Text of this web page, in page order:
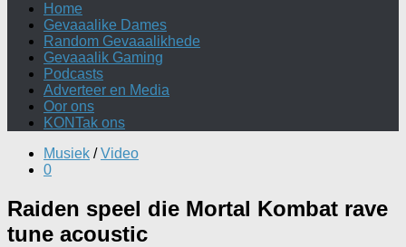
Home
Gevaaalike Dames
Random Gevaaalikhede
Gevaaalik Gaming
Podcasts
Adverteer en Media
Oor ons
KONTak ons
Musiek / Video
0
Raiden speel die Mortal Kombat rave
tune acoustic